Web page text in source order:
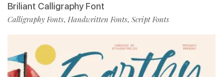
Briliant Calligraphy Font
Calligraphy Fonts, Handwritten Fonts, Script Fonts